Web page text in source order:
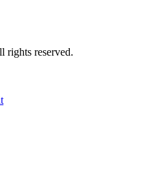
rights reserved.